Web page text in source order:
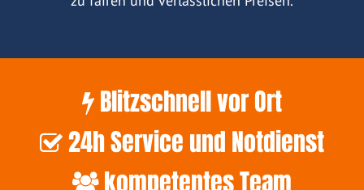
Blitzschnell vor Ort
24h Service und Notdienst
kompetentes Team